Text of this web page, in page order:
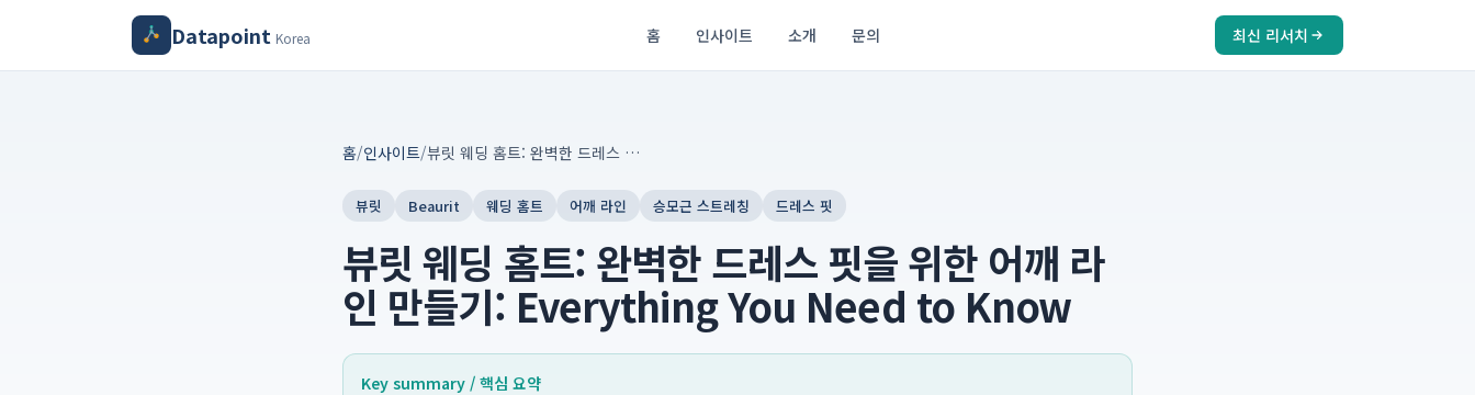
Datapoint Korea 홈 인사이트 소개 문의 최신 리서치
홈/인사이트/ 뷰릿 웨딩 홈트: 완벽한 드레스 핏을 위한 어깨 라인 만들기: Everything You Need to Know
뷰릿 Beaurit 웨딩 홈트 어깨 라인 승모근 스트레칭 드레스 핏
뷰릿 웨딩 홈트: 완벽한 드레스 핏을 위한 어깨 라
인 만들기: Everything You Need to Know
Key summary / 핵심 요약